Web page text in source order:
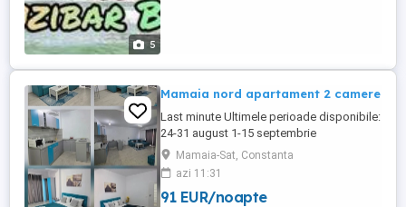
5
Mamaia nord apartament 2 camere
Last minute Ultimele perioade disponibile:
24-31 august 1-15 septembrie
Apartamentul se închiriază pentru minim 3
nopți! Apartament două camere în Mamaia
Nord, lângă complex Alezzi, la 50 metri de
plajă, complet mobilat și utilat.
Mamaia-Sat, Constanta
azi 11:31
91 EUR/noapte